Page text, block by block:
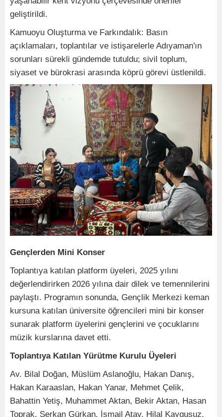
geliştirildi.
Kamuoyu Oluşturma ve Farkındalık: Basın
açıklamaları, toplantılar ve istişarelerle Adıyaman'ın
sorunları sürekli gündemde tutuldu; sivil toplum,
siyaset ve bürokrasi arasında köprü görevi üstlenildi.
Gençlerden Mini Konser
Toplantıya katılan platform üyeleri, 2025 yılını
değerlendirirken 2026 yılına dair dilek ve temennilerini
paylaştı. Programın sonunda, Gençlik Merkezi keman
kursuna katılan üniversite öğrencileri mini bir konser
sunarak platform üyelerini gençlerini ve çocuklarını
müzik kurslarına davet etti.
Toplantıya Katılan Yürütme Kurulu Üyeleri
Av. Bilal Doğan, Müslüm Aslanoğlu, Hakan Danış,
Hakan Karaaslan, Hakan Yanar, Mehmet Çelik,
Bahattin Yetiş, Muhammet Aktan, Bekir Aktan, Hasan
Toprak, Serkan Gürkan, İsmail Atay, Hilal Kaygusuz,